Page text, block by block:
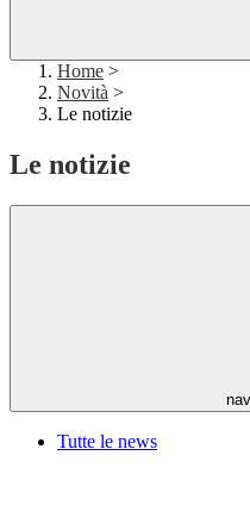
Home >
Novità >
Le notizie
Le notizie
Tutte le news